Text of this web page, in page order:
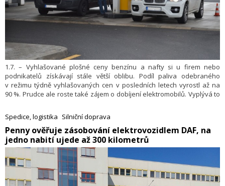
1.7. – Vyhlašované plošné ceny benzínu a nafty si u firem nebo
podnikatelů získávají stále větší oblibu. Podíl paliva odebraného
v režimu týdně vyhlašovaných cen v posledních letech vyrostl až na
90 %. Prudce ale roste také zájem o dobíjení elektromobilů. Vyplývá to
meziročně o 44 % více Energokaret.
Spedice, logistika Silniční doprava
​Penny ověřuje zásobování elektrovozidlem DAF, na
jedno nabití ujede až 300 kilometrů